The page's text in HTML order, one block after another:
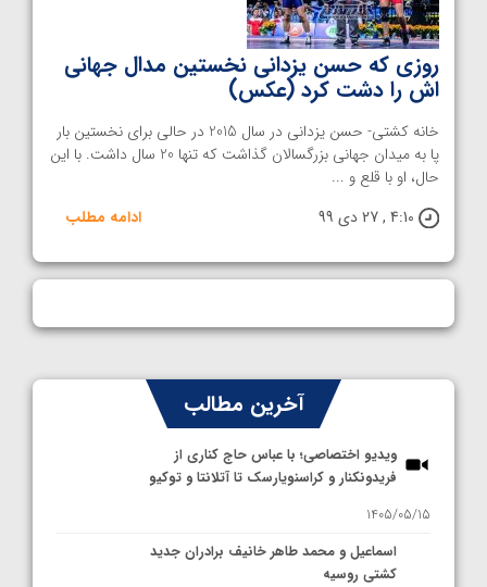
روزی که حسن یزدانی نخستین مدال جهانی
اش را دشت کرد (عکس)
خانه کشتی- حسن یزدانی در سال 2015 در حالی برای نخستین بار
پا به میدان جهانی بزرگسالان گذاشت که تنها 20 سال داشت. با این
حال، او با قلع و ...
4:10 , 27 دی 99
ادامه مطلب
آخرین مطالب
ویدیو اختصاصی؛ با عباس حاج کناری از
فریدونکنار و کراسنویارسک تا آتلانتا و توکیو
1405/05/15
اسماعیل و محمد طاهر خانیف برادران جدید
کشتی روسیه